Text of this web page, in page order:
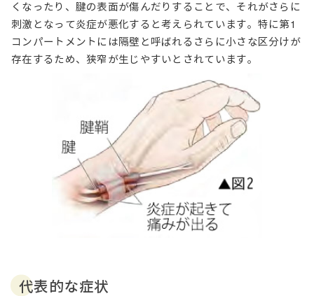
くなったり、腱の表面が傷んだりすることで、それがさらに
刺激となって炎症が悪化すると考えられています。特に第1
コンパートメントには隔壁と呼ばれるさらに小さな区分けが
存在するため、狭窄が生じやすいとされています。
代表的な症状